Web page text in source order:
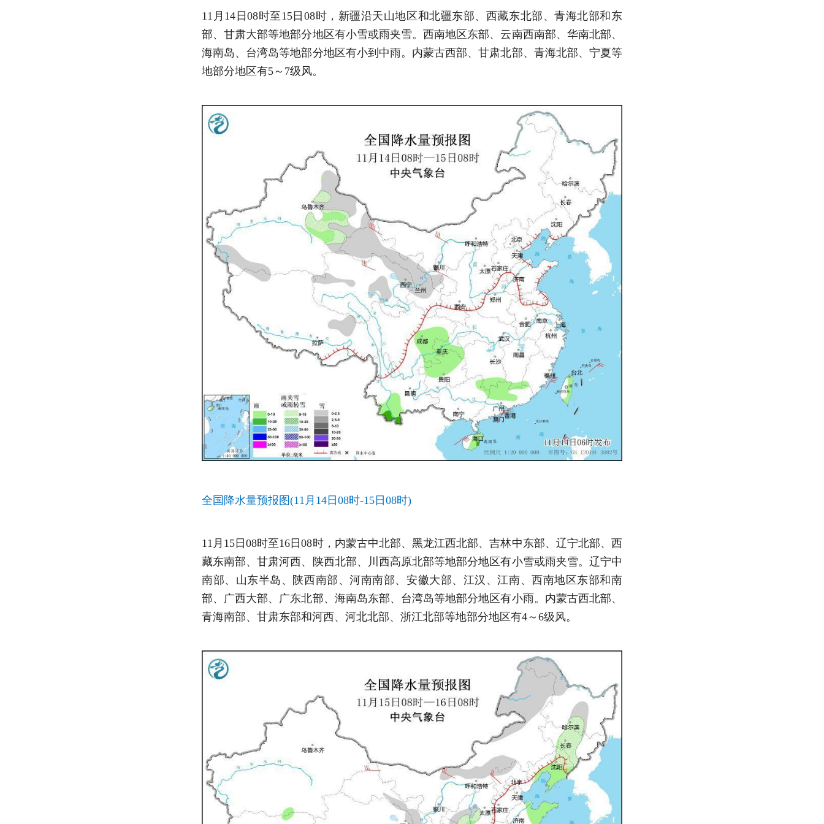
11月14日08时至15日08时，新疆沿天山地区和北疆东部、西藏东北部、青海北部和东
部、甘肃大部等地部分地区有小雪或雨夹雪。西南地区东部、云南西南部、华南北部、
海南岛、台湾岛等地部分地区有小到中雨。内蒙古西部、甘肃北部、青海北部、宁夏等
地部分地区有5～7级风。
全国降水量预报图(11月14日08时-15日08时)
11月15日08时至16日08时，内蒙古中北部、黑龙江西北部、吉林中东部、辽宁北部、西
藏东南部、甘肃河西、陕西北部、川西高原北部等地部分地区有小雪或雨夹雪。辽宁中
南部、山东半岛、陕西南部、河南南部、安徽大部、江汉、江南、西南地区东部和南
部、广西大部、广东北部、海南岛东部、台湾岛等地部分地区有小雨。内蒙古西北部、
青海南部、甘肃东部和河西、河北北部、浙江北部等地部分地区有4～6级风。